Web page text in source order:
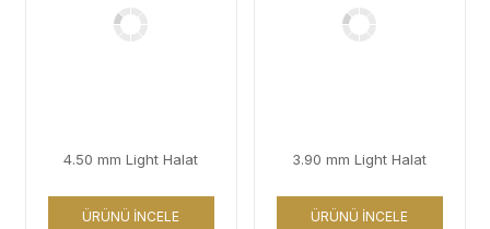
4.50 mm Light Halat
ÜRÜNÜ İNCELE
3.90 mm Light Halat
ÜRÜNÜ İNCELE